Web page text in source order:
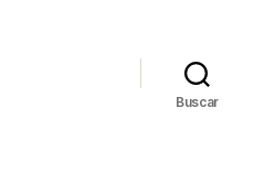
Buscar